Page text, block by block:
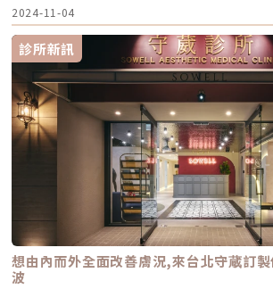
現頭髮變得稀疏，甚至開始明顯掉落，與懷孕期間
比。這種產後掉髮其實是由於激素變化引起的自然
心，身體正在慢慢回歸平衡。1. 荷爾蒙變化是主因
素大量增加，頭髮會停留在成長期，讓不少媽咪感
而，生產後隨著雌激素快速下降，毛囊進入休止期
大量脫落，造成產後掉髮現象。這種情況通常在產後
大多數人會在一年內恢復正常，屬於自然的生理反應
力與疲勞也是推手生產對媽媽而言，是身心雙重的
照顧新生兒，往往休息不足、壓力增加。壓力會加
毛囊健康，導致掉髮情況加劇。所以，如果你覺得
間放鬆一下，適度休息能夠幫助身體更快恢復。3.
產後身體需要充足的營養來修復和恢復健康，但許
時，往往忽略了自身的營養需求。如果缺乏足夠的
情況可能會更加嚴重。因此，平時要注意飲食均衡
補充適合的營養素。4. 迅速回到回到原本身材曲線
產後能迅速回到產前的身材曲線。雖然大家都希望
藥物或極端節食等不健康的方法來達成目標。這些
有效，但實際上卻可能對身體造成嚴重的傷害。在
的營養攝取不足，可能導致頭髮無法獲得所需的養
情況。5. 產後焦慮症無論是產前還是產後的壓力與
體釋放壓力荷爾蒙，這會加速頭髮進入休止期。此
張，頭皮的血液循環可能受到影響，讓掉髮問題更加
焦慮不僅來自於對新生兒的擔心，也包括對自身狀態
2024-11-04
診所新訊
想由內而外全面改善膚況,來台北守蔵訂
波